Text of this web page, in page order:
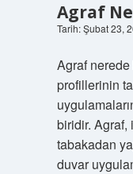
Agraf
Tarih: Şubat 23,
Agraf nerede
profillerinin
biridir. Agraf,
tabakadan
duvar